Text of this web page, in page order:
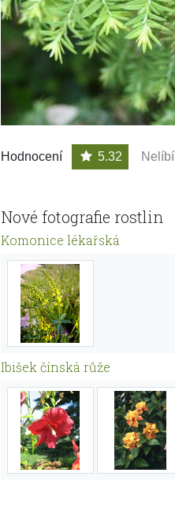
Hodnocení 5.32 Nelíbí
Nové fotografie rostlin
Komonice lékařská
Ibišek čínská růže